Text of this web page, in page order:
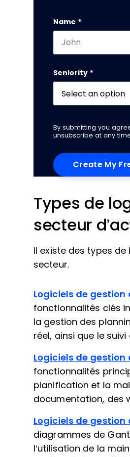
Company
Name *
Seniority *
By submitting you
unsubscribe at any
Types de
secteur
Il existe des types
secteur.
Logiciels de
fonctionnalités clés
la gestion des
réel, ainsi que le
Logiciels de
fonctionnalités
planification et la
documentation, des
Logiciels de
diagrammes de
l’utilisation de la